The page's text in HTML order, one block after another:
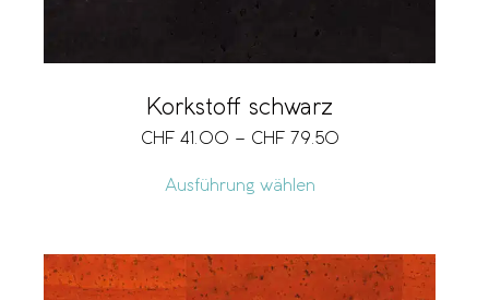
Korkstoff schwarz
CHF 41.00 – CHF 79.50
Ausführung wählen